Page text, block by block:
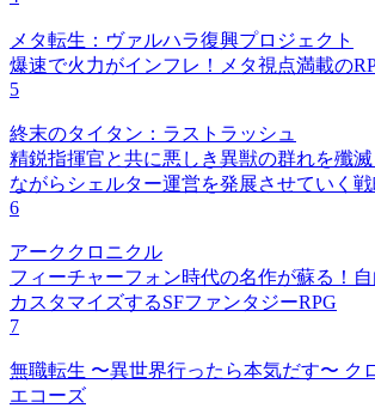
メタ転生：ヴァルハラ復興プロジェクト
爆速で火力がインフレ！メタ視点満載の
5
終末のタイタン：ラストラッシュ
精鋭指揮官と共に悪しき異獣の群れを殲
ながらシェルター運営を発展させていく戦
6
アーククロニクル
フィーチャーフォン時代の名作が蘇る！
カスタマイズするSFファンタジーRPG
7
無職転生 〜異世界行ったら本気だす〜 ク
エコーズ